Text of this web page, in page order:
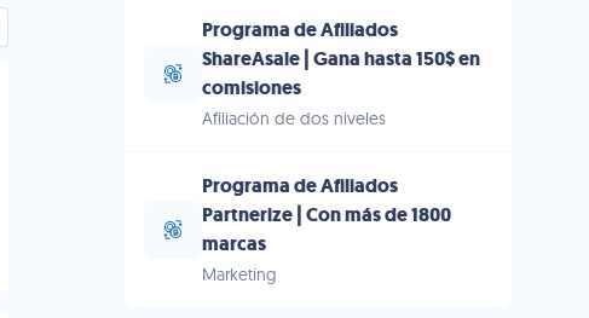
Programa de Afiliados
ShareAsale | Gana hasta 150$ en
comisiones
Afiliación de dos niveles
Programa de Afiliados
Partnerize | Con más de 1800
marcas
Marketing